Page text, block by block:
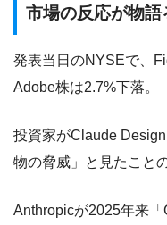
市場の反応が物語
発表当日のNYSEで、
Adobe株は2.7%下落。
投資家がClaude
物の脅威」と見たこと
Anthropicが2025年来